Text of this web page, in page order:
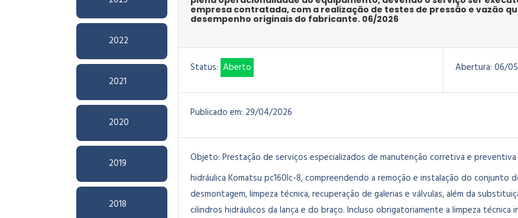
2022
2021
2020
2019
2018
empresa contratada, com a realização de testes de pressão e vazão
desempenho originais do fabricante. 06/2026
Status: Aberto Abertura: 06/
Publicado em: 29/04/2026
Objeto: Prestação de serviços especializados de manutenção corretiva e
hidráulica Komatsu pc160lc-8, compreendendo a remoção e instalação do conjunto
desmontagem, limpeza técnica, recuperação de galerias e válvulas, além da
cilindros hidráulicos da lança e do braço. Incluso obrigatoriamente a limpeza